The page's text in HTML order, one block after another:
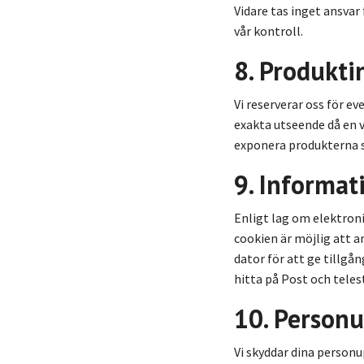
Vidare tas inget
vår kontroll.
8.
Vi reserverar oss för
exakta utseende då
exponera
9.
Enligt lag om
cookien är möjlig att
dator för att ge
hitta på Post och
10.
Vi skyddar dina